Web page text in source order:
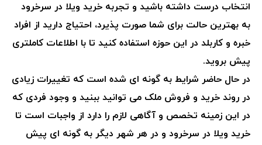
انتخاب درست داشته باشید و تجربه خرید ویلا در سرخرود
به بهترین حالت برای شما صورت پذیرد، احتیاج دارید از افراد
خبره و کاربلد در این حوزه استفاده کنید تا با اطلاعات کاملتری
پیش بروید.
در حال حاضر شرایط به گونه ای شده است که تغییرات زیادی
در روند خرید و فروش ملک می توانید ببنید و وجود فردی که
در این زمینه تخصص و آگاهی لازم را دارد از واجبات است تا
خرید ویلا در سرخرود و در هر شهر دیگر به گونه ای پیش